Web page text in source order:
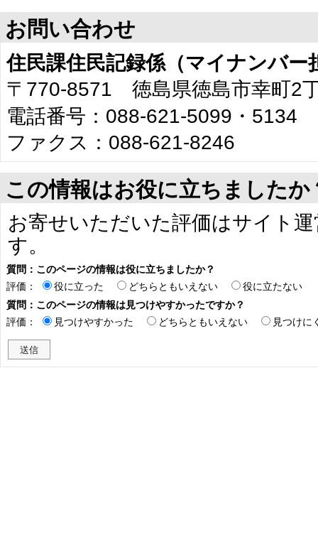
お問い合わせ
住民課住民記録係（マイナンバー
〒770-8571 徳島県徳島市幸町2
電話番号：088-621-5099・5134
ファクス：088-621-8246
この情報はお役に立ちましたか
お寄せいただいた評価はサイト
す。
質問：このページの情報は役に立ちましたか？
評価：
役に立った どちらともいえない
役に立たない
質問：このページの情報は見つけやすかったですか？
評価：
見つけやすかった どちらともいえない 見つけに